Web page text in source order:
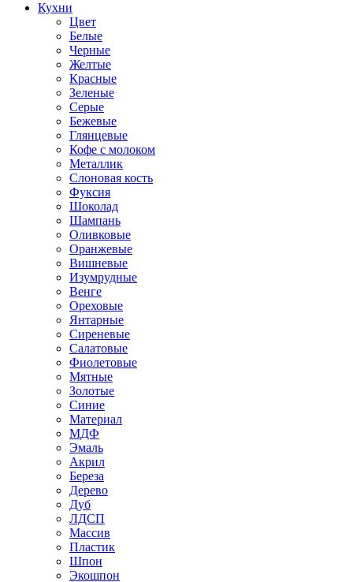
Кухни
Цвет
Белые
Черные
Желтые
Красные
Зеленые
Серые
Бежевые
Глянцевые
Кофе с молоком
Металлик
Слоновая кость
Фуксия
Шоколад
Шампань
Оливковые
Оранжевые
Вишневые
Изумрудные
Венге
Ореховые
Янтарные
Сиреневые
Салатовые
Фиолетовые
Мятные
Золотые
Синие
Материал
МДФ
Эмаль
Акрил
Береза
Дерево
Дуб
ЛДСП
Массив
Пластик
Шпон
Экошпон